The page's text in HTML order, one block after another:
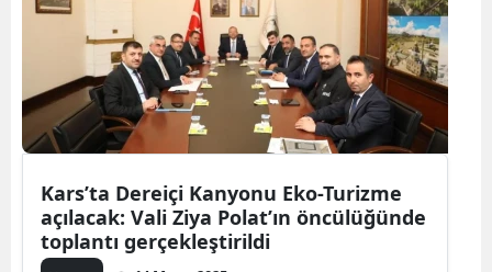
Kars’ta Dereiçi Kanyonu Eko-Turizme
açılacak: Vali Ziya Polat’ın öncülüğünde
toplantı gerçekleştirildi